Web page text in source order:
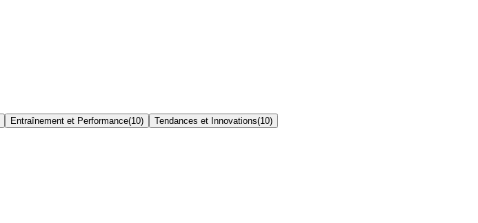
Entraînement et Performance(10) Tendances et Innovations(10)